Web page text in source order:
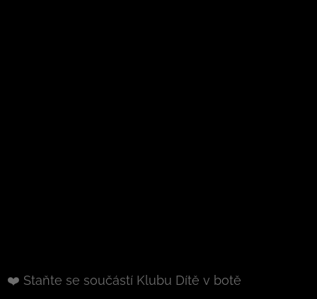
❤️ Staňte se součástí Klubu Dítě v botě